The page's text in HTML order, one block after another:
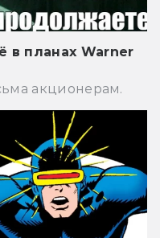
в планах Warner
акционерам.